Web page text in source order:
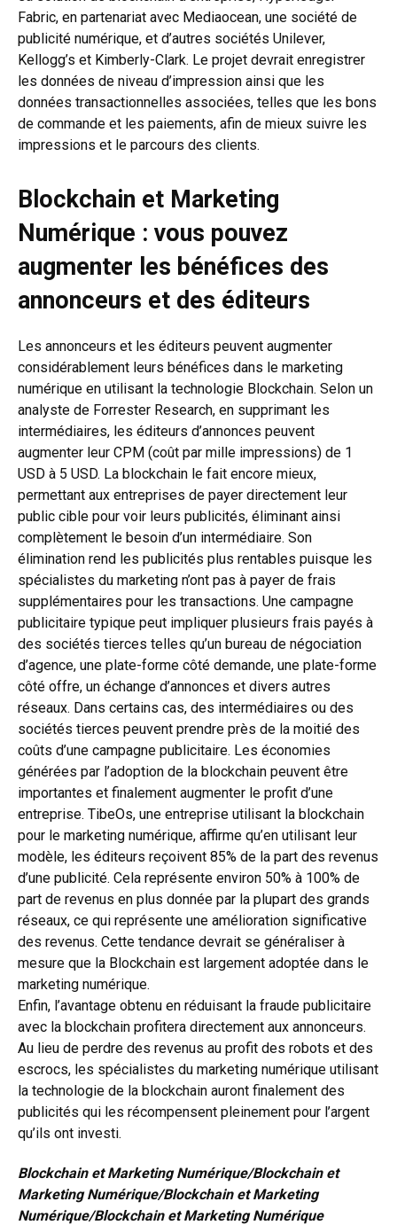
Fabric, en partenariat avec Mediaocean, une société de
publicité numérique, et d’autres sociétés Unilever,
Kellogg’s et Kimberly-Clark. Le projet devrait enregistrer
les données de niveau d’impression ainsi que les
données transactionnelles associées, telles que les bons
de commande et les paiements, afin de mieux suivre les
impressions et le parcours des clients.
Blockchain et Marketing
Numérique : vous pouvez
augmenter les bénéfices des
annonceurs et des éditeurs
Les annonceurs et les éditeurs peuvent augmenter
considérablement leurs bénéfices dans le marketing
numérique en utilisant la technologie Blockchain. Selon un
analyste de Forrester Research, en supprimant les
intermédiaires, les éditeurs d’annonces peuvent
augmenter leur CPM (coût par mille impressions) de 1
USD à 5 USD. La blockchain le fait encore mieux,
permettant aux entreprises de payer directement leur
public cible pour voir leurs publicités, éliminant ainsi
complètement le besoin d’un intermédiaire. Son
élimination rend les publicités plus rentables puisque les
spécialistes du marketing n’ont pas à payer de frais
supplémentaires pour les transactions. Une campagne
publicitaire typique peut impliquer plusieurs frais payés à
des sociétés tierces telles qu’un bureau de négociation
d’agence, une plate-forme côté demande, une plate-forme
côté offre, un échange d’annonces et divers autres
réseaux. Dans certains cas, des intermédiaires ou des
sociétés tierces peuvent prendre près de la moitié des
coûts d’une campagne publicitaire. Les économies
générées par l’adoption de la blockchain peuvent être
importantes et finalement augmenter le profit d’une
entreprise. TibeOs, une entreprise utilisant la blockchain
pour le marketing numérique, affirme qu’en utilisant leur
modèle, les éditeurs reçoivent 85% de la part des revenus
d’une publicité. Cela représente environ 50% à 100% de
part de revenus en plus donnée par la plupart des grands
réseaux, ce qui représente une amélioration significative
des revenus. Cette tendance devrait se généraliser à
mesure que la Blockchain est largement adoptée dans le
marketing numérique.
Enfin, l’avantage obtenu en réduisant la fraude publicitaire
avec la blockchain profitera directement aux annonceurs.
Au lieu de perdre des revenus au profit des robots et des
escrocs, les spécialistes du marketing numérique utilisant
la technologie de la blockchain auront finalement des
publicités qui les récompensent pleinement pour l’argent
qu’ils ont investi.
Blockchain et Marketing Numérique/Blockchain et
Marketing Numérique/Blockchain et Marketing
Numérique/Blockchain et Marketing Numérique